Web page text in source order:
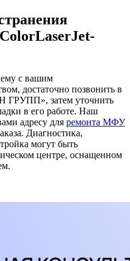
с вашим
достаточно позвонить в
затем уточнить
в его работе. Наш
адресу для ремонта МФУ
Диагностика,
могут быть
центре, оснащенном